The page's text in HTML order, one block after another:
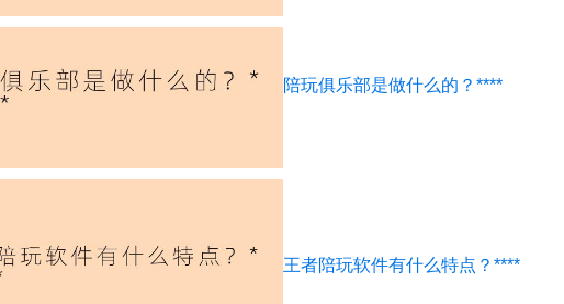
陪玩俱乐部是做什么的？****
王者陪玩软件有什么特点？****